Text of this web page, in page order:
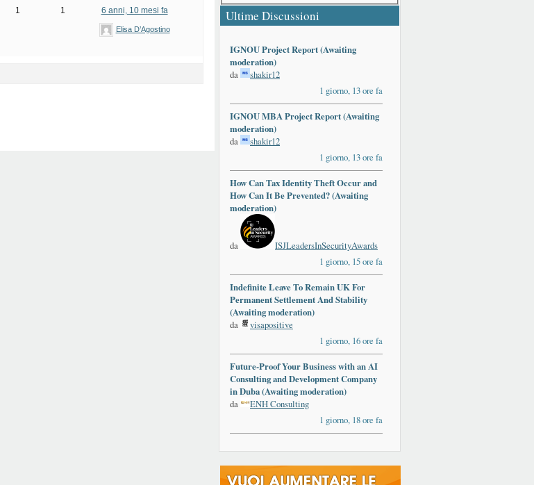
1 1 6 anni, 10 mesi fa
Elisa D’Agostino
Ultime Discussioni
IGNOU Project Report (Awaiting
moderation)
da
shakir12
1 giorno, 13 ore fa
IGNOU MBA Project Report (Awaiting
moderation)
da
shakir12
1 giorno, 13 ore fa
How Can Tax Identity Theft Occur and
How Can It Be Prevented? (Awaiting
moderation)
da
ISJLeadersInSecurityAwards
1 giorno, 15 ore fa
Indefinite Leave To Remain UK For
Permanent Settlement And Stability
(Awaiting moderation)
da
visapositive
1 giorno, 16 ore fa
Future-Proof Your Business with an AI
Consulting and Development Company
in Duba (Awaiting moderation)
da
ENH Consulting
1 giorno, 18 ore fa